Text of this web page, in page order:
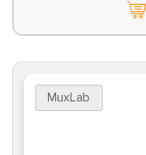
MuxLab